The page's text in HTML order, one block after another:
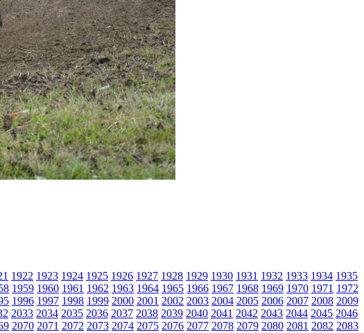
1922 1923 1924 1925 1926 1927 1928 1929 1930 1931 1932 1933 1934 1935
1959 1960 1961 1962 1963 1964 1965 1966 1967 1968 1969 1970 1971 1972
1996 1997 1998 1999 2000 2001 2002 2003 2004 2005 2006 2007 2008 2009
2033 2034 2035 2036 2037 2038 2039 2040 2041 2042 2043 2044 2045 2046
2070 2071 2072 2073 2074 2075 2076 2077 2078 2079 2080 2081 2082 2083